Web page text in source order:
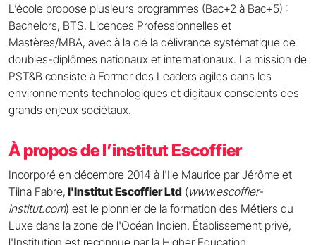
L’école propose plusieurs programmes (Bac+2 à Bac+5) :
Bachelors, BTS, Licences Professionnelles et
Mastères/MBA, avec à la clé la délivrance systématique de
doubles-diplômes nationaux et internationaux. La mission de
PST&B consiste à Former des Leaders agiles dans les
environnements technologiques et digitaux conscients des
grands enjeux sociétaux.
À propos de l’institut Escoffier
Incorporé en décembre 2014 à l'Ile Maurice par Jérôme et
Tiina Fabre, l'Institut Escoffier Ltd (www.escoffier-
institut.com) est le pionnier de la formation des Métiers du
Luxe dans la zone de l'Océan Indien. Établissement privé,